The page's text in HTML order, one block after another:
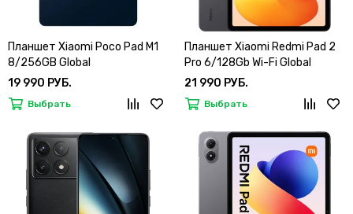
Планшет Xiaomi Poco Pad M1
8/256GB Global
19 990 РУБ.
Выбрать
Планшет Xiaomi Redmi Pad 2
Pro 6/128Gb Wi-Fi Global
21 990 РУБ.
Выбрать